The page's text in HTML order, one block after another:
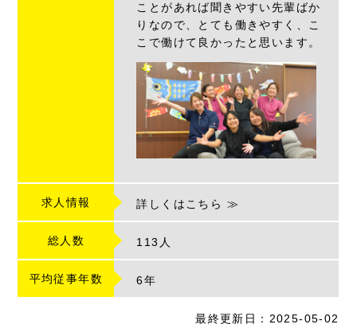
ことがあれば聞きやすい先輩ばか
りなので、とても働きやすく、こ
こで働けて良かったと思います。
求人情報 詳しくはこちら ≫
総人数 113人
平均従事年数 6年
最終更新日：2025-05-02